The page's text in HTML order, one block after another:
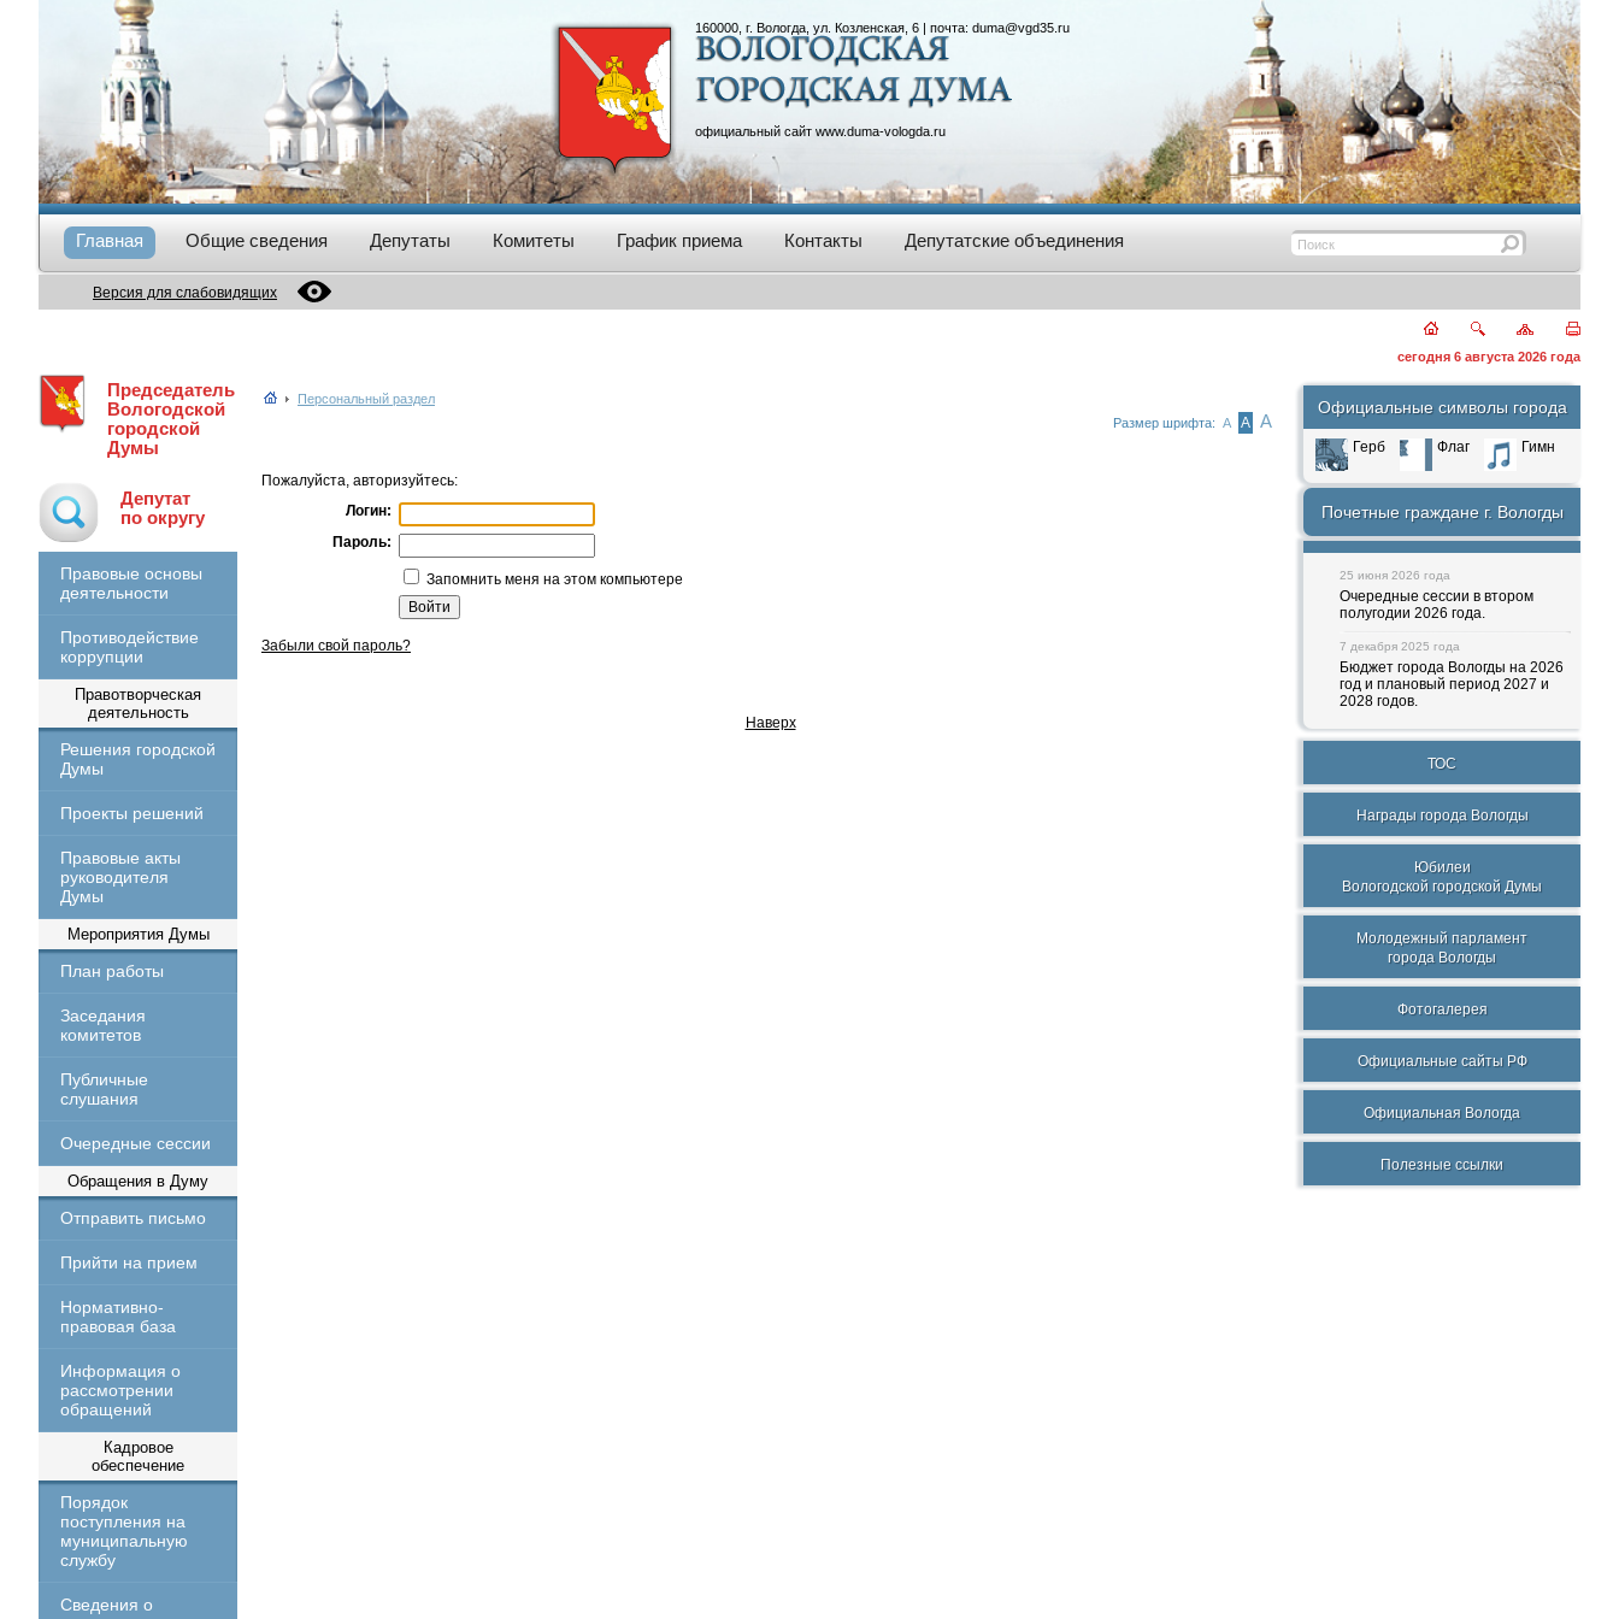
160000, г. Вологда, ул. Козленская, 6 | почта: duma@vgd35.ru
официальный сайт www.duma-vologda.ru
Главная Общие сведения Депутаты Комитеты График приема Контакты Депутатские объединения
Версия для слабовидящих
сегодня 6 августа 2026 года
Председатель
Вологодской
городской
Думы
Депутат
по округу
Правовые основы
деятельности
Противодействие
коррупции
Правотворческая
деятельность
Решения городской
Думы
Проекты решений
Правовые акты
руководителя
Думы
Мероприятия Думы
План работы
Заседания
комитетов
Публичные
слушания
Очередные сессии
Обращения в Думу
Отправить письмо
Прийти на прием
Нормативно-
правовая база
Информация о
рассмотрении
обращений
Кадровое
обеспечение
Порядок
поступления на
муниципальную
службу
Сведения о
Персональный раздел
Размер шрифта: А А А
Пожалуйста, авторизуйтесь:
Логин:
Пароль:
Запомнить меня на этом компьютере
Забыли свой пароль?
Наверх
Официальные символы города
Герб Флаг Гимн
Почетные граждане г. Вологды
25 июня 2026 года
Очередные сессии в втором
полугодии 2026 года.
7 декабря 2025 года
Бюджет города Вологды на 2026
год и плановый период 2027 и
2028 годов.
ТОС
Награды города Вологды
Юбилеи
Вологодской городской Думы
Молодежный парламент
города Вологды
Фотогалерея
Официальные сайты РФ
Официальная Вологда
Полезные ссылки